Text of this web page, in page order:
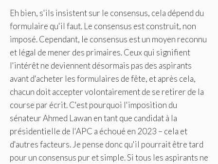
Eh bien, s'ils insistent sur le consensus, cela dépend du
formulaire qu'il faut. Le consensus est construit, non
imposé. Cependant, le consensus est un moyen reconnu
et légal de mener des primaires. Ceux qui signifient
l'intérêt ne deviennent désormais pas des aspirants
avant d'acheter les formulaires de fête, et après cela,
chacun doit accepter volontairement de se retirer de la
course par écrit. C'est pourquoi l'imposition du
sénateur Ahmed Lawan en tant que candidat à la
présidentielle de l'APC a échoué en 2023 – cela et
d'autres facteurs. Je pense donc qu'il pourrait être tard
pour un consensus pur et simple. Si tous les aspirants ne